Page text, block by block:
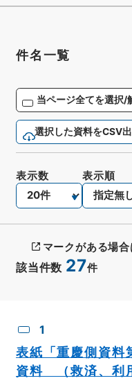
件名一覧
当ページ全てを選択/
選択した資料をCSV
該当件数 27件
表示数 表示順
マークがある場
1
表紙「重慶側資
資料 （救済、利